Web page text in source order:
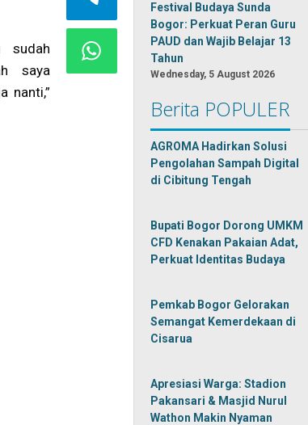
sudah
saya
nanti,”
Festival Budaya Sunda
Bogor: Perkuat Peran Guru
PAUD dan Wajib Belajar 13
Tahun
Wednesday, 5 August 2026
Berita POPULER
AGROMA Hadirkan Solusi
Pengolahan Sampah Digital
di Cibitung Tengah
Bupati Bogor Dorong UMKM
CFD Kenakan Pakaian Adat,
Perkuat Identitas Budaya
Pemkab Bogor Gelorakan
Semangat Kemerdekaan di
Cisarua
Apresiasi Warga: Stadion
Pakansari & Masjid Nurul
Wathon Makin Nyaman